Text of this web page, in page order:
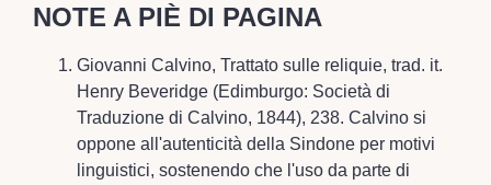
NOTE A PIÈ DI PAGINA
Giovanni Calvino, Trattato sulle reliquie, trad. it.
Henry Beveridge (Edimburgo: Società di
Traduzione di Calvino, 1844), 238. Calvino si
oppone all'autenticità della Sindone per motivi
linguistici, sostenendo che l'uso da parte di